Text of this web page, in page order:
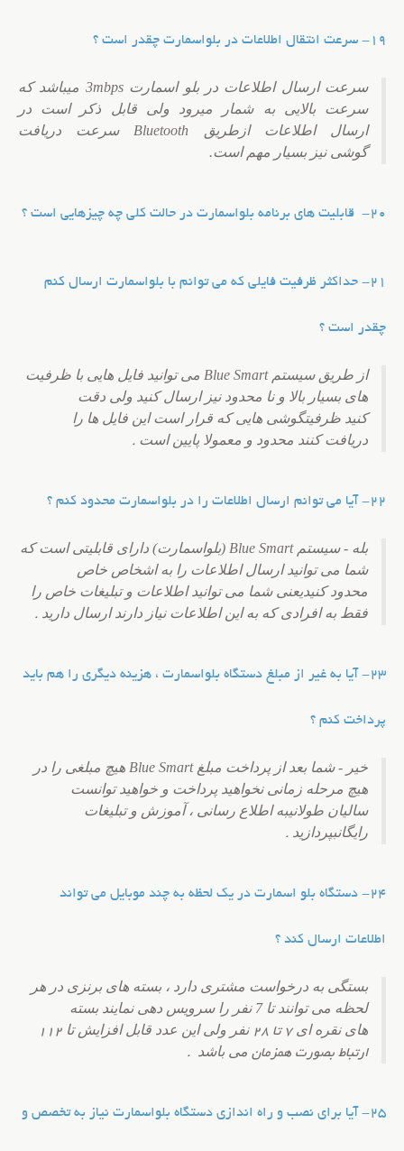
19- سرعت انتقال اطلاعات در بلواسمارت چقدر است ؟
سرعت ارسال اطلاعات در بلو اسمارت 3mbps میباشد که
سرعت بالایی به شمار میرود ولی قابل ذکر است در
ارسال اطلاعات از
طریق Bluetooth سرعت دریافت
گوشی نیز بسیار مهم است.
20- قابلیت های برنامه بلواسمارت در حالت کلی چه چیزهایی است ؟
21- حداکثر ظرفیت فایلی که می توانم با بلواسمارت ارسال کنم
چقدر است ؟
از طریق سیستم Blue Smart می توانید فایل هایی با ظرفیت
های بسیار بالا و نا محدود نیز ارسال کنید ولی دقت
کنید ظرفیتگوشی هایی که قرار است این فایل ها را
دریافت کنند محدود و معمولا پایین است .
22- آیا می توانم ارسال اطلاعات را در بلواسمارت محدود کنم ؟
بله - سیستم Blue Smart (بلواسمارت) دارای قابلیتی است که
شما می توانید ارسال اطلاعات را به اشخاص خاص
محدود کنیدیعنی شما می توانید اطلاعات و تبلیغات خاص را
فقط به افرادی که به این اطلاعات نیاز دارند ارسال دارید .
23- آیا به غیر از مبلغ دستگاه بلواسمارت ، هزینه دیگری را هم باید
پرداخت کنم ؟
خیر - شما بعد از پرداخت مبلغ Blue Smart هیچ مبلغی را در
هیچ مرحله زمانی نخواهید پرداخت و خواهید توانست
سالیان طولانیبه اطلاع رسانی ، آموزش و تبلیغات
رایگانبپردازید .
24- دستگاه بلو اسمارت در یک لحظه به چند موبایل می تواند
اطلاعات ارسال کند ؟
بستگی به درخواست مشتری دارد ، بسته های برنزی در هر
لحظه می توانند تا 7 نفر را سرویس دهی نمایند بسته
های نقره ای7 تا 28 نفر ولی این عدد قابل افزایش تا 112
ارتباط بصورت همزمان می باشد .
25- آیا برای نصب و راه اندازی دستگاه بلواسمارت نیاز به تخصص و